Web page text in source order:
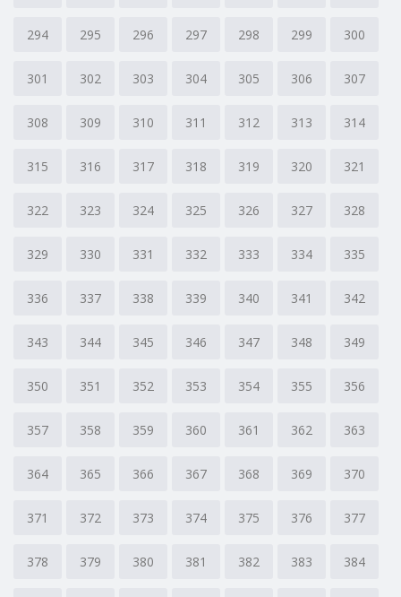
294 295 296 297 298 299 300
301 302 303 304 305 306 307
308 309 310 311 312 313 314
315 316 317 318 319 320 321
322 323 324 325 326 327 328
329 330 331 332 333 334 335
336 337 338 339 340 341 342
343 344 345 346 347 348 349
350 351 352 353 354 355 356
357 358 359 360 361 362 363
364 365 366 367 368 369 370
371 372 373 374 375 376 377
378 379 380 381 382 383 384